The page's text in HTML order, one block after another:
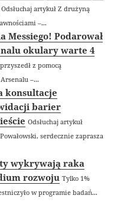
Odsłuchaj artykuł Z drużyną
–...
Messiego! Podarował
okulary warte 4
z pomocą
–...
konsultacje
barier
Odsłuchaj artykuł
serdecznie zaprasza
wykrywają raka
rozwoju Tylko 1%
w programie badań...